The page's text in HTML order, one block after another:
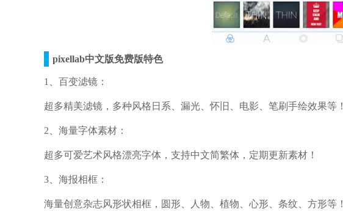
pixellab中文版免费版特色
1、百变滤镜：
超多精美滤镜，多种风格日系、漏光、怀旧、电影、笔刷手绘效果等！
2、海量字体素材：
超多可爱艺术风格漂亮字体，支持中文简繁体，定期更新素材！
3、海报相框：
海量创意杂志风形状相框，圆形、人物、植物、心形、条纹、方形等！